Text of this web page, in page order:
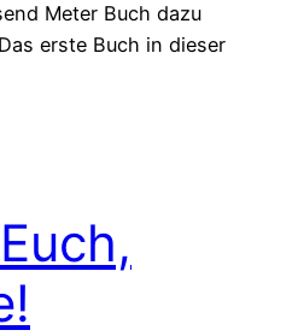
Meter Buch dazu
erste Buch in dieser